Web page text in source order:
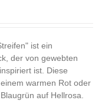
ist ein
der von gewebten
ist. Diese
warmen Rot oder
auf Hellrosa.